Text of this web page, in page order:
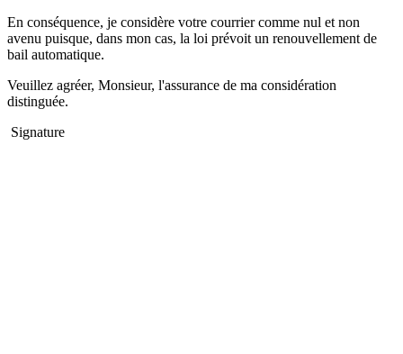
En conséquence, je considère votre courrier comme nul et non
avenu puisque, dans mon cas, la loi prévoit un renouvellement de
bail automatique.
Veuillez agréer, Monsieur, l'assurance de ma considération
distinguée.
Signature